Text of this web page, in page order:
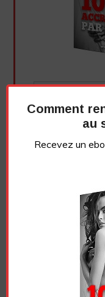
Vidéo sans article
Comment
au
Recevez un